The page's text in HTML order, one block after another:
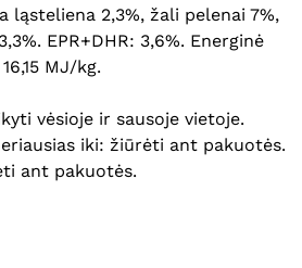
ląsteliena 2,3%, žali pelenai 7%,
EPR+DHR: 3,6%. Energinė
MJ/kg.
vėsioje ir sausoje vietoje.
iki: žiūrėti ant pakuotės.
ant pakuotės.